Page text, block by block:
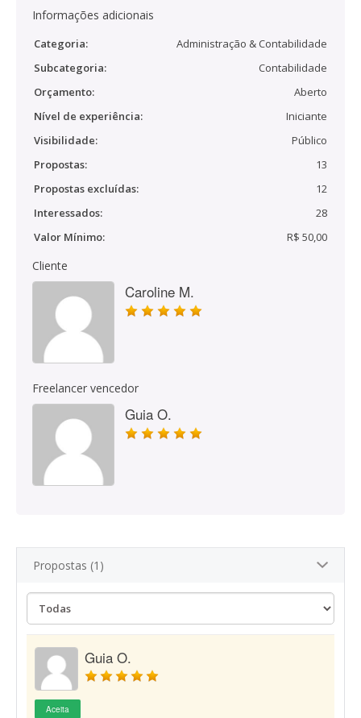
Informações adicionais
Categoria:
Administração & Contabilidade
Subcategoria:
Contabilidade
Orçamento:
Aberto
Nível de experiência:
Iniciante
Visibilidade:
Público
Propostas:
13
Propostas excluídas:
12
Interessados:
28
Valor Mínimo:
R$ 50,00
Cliente
Caroline M.
Freelancer vencedor
Guia O.
Propostas (1)
Guia O.
Aceita